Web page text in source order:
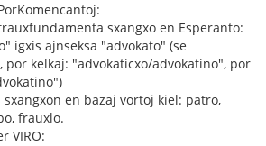
sxangxo en Esperanto:
igxis ajnseksa "advokato" (se
por kelkaj: "advokaticxo/advokatino", por
en bazaj vortoj kiel: patro,
frauxlo.
VIRO: